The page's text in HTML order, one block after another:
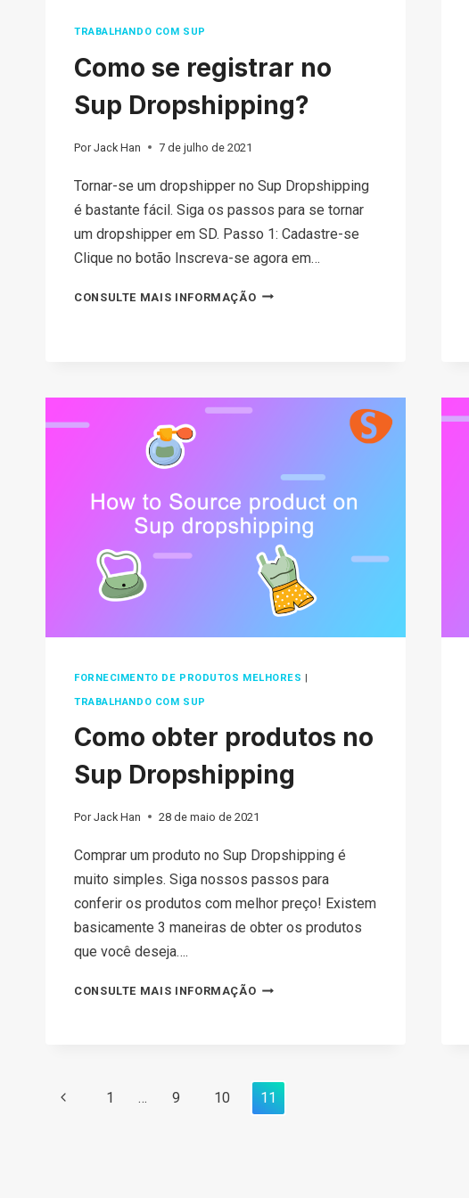
TRABALHANDO COM SUP
Como se registrar no
Sup Dropshipping?
Por Jack Han 7 de julho de 2021
Tornar-se um dropshipper no Sup Dropshipping
é bastante fácil. Siga os passos para se tornar
um dropshipper em SD. Passo 1: Cadastre-se
Clique no botão Inscreva-se agora em…
CONSULTE MAIS INFORMAÇÃOCOMO
DROPSHIPPING?
FORNECIMENTO DE PRODUTOS MELHORES |
TRABALHANDO COM SUP
Como obter produtos no
Sup Dropshipping
Por Jack Han 28 de maio de 2021
Comprar um produto no Sup Dropshipping é
muito simples. Siga nossos passos para
conferir os produtos com melhor preço! Existem
basicamente 3 maneiras de obter os produtos
que você deseja….
CONSULTE MAIS INFORMAÇÃOCOMO
SUP
Navegação
Página
1 … 9 10 11